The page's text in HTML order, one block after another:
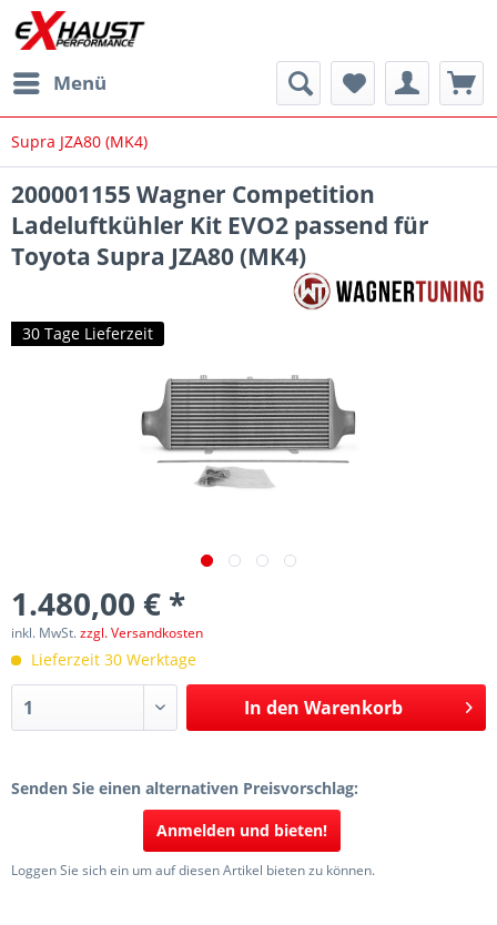
Menü
Supra JZA80 (MK4)
200001155 Wagner Competition
Ladeluftkühler Kit EVO2 passend für
Toyota Supra JZA80 (MK4)
30 Tage Lieferzeit
1.480,00 € *
inkl. MwSt.zzgl. Versandkosten
Lieferzeit 30 Werktage
In den Warenkorb
Senden Sie einen alternativen Preisvorschlag:
Anmelden und bieten!
Loggen Sie sich ein um auf diesen Artikel bieten zu können.